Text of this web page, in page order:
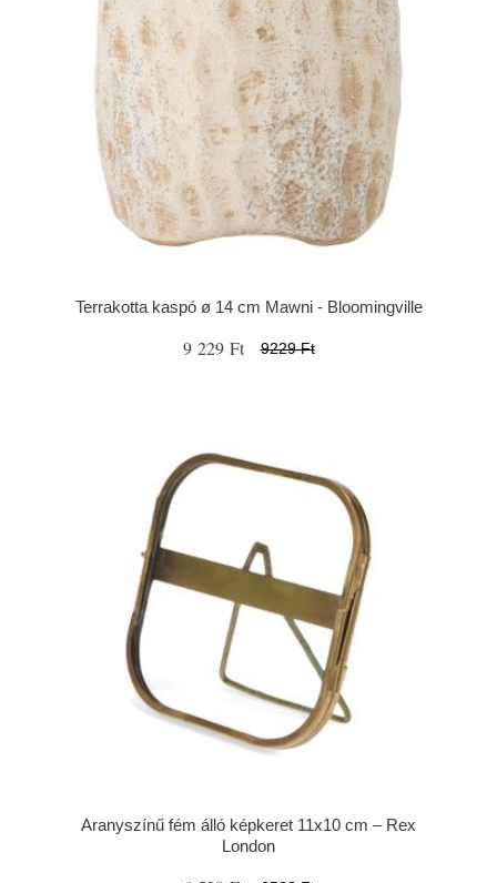
Terrakotta kaspó ø 14 cm Mawni - Bloomingville
9 229 Ft 9229 Ft
Aranyszínű fém álló képkeret 11x10 cm – Rex
London